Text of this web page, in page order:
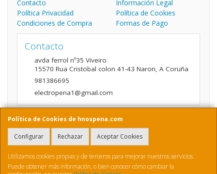
Política de Cookies de hnospena.com
Configurar Rechazar Aceptar Cookies
Utilizamos cookies propias y de terceros para mejorar nuestros servicios.
Puede obtener más información, o bien conocer cómo cambiar la
Contacto
Información Legal
Política Privacidad
Política de Cookies
Condiciones de Compra
Formas de Pago
Contacto
avda ferrol nº35 Viveiro
15570 Rua Cristobal colon 41-43 Naron, A Coruña
981386695
electropena1@gmail.com
Horario
9:00 a 14:00 y de 16:00 A 20:00